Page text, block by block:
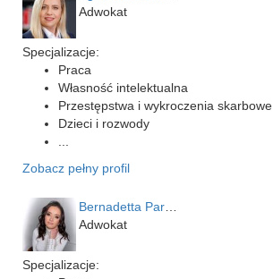
Adwokat
Specjalizacje:
Praca
Własność intelektualna
Przestępstwa i wykroczenia skarbowe
Dzieci i rozwody
Zobacz pełny profil
Adwokat
Specjalizacje: